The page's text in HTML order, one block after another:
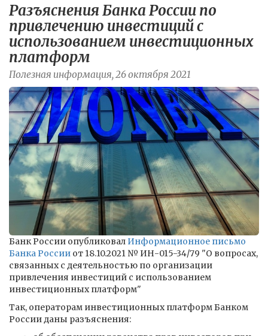
Разъяснения Банка России по
привлечению инвестиций с
использованием инвестиционных
платформ
Полезная информация, 26 октября 2021
Банк России опубликовал Информационное письмо
Банка России от 18.10.2021 № ИН-015-34/79 "О вопросах,
связанных с деятельностью по организации
привлечения инвестиций с использованием
инвестиционных платформ"
Так, операторам инвестиционных платформ Банком
России даны разъяснения: